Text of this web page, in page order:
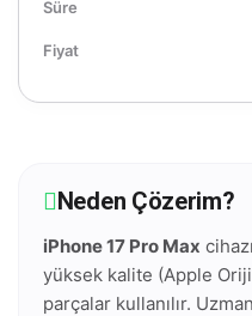
Neden Çözerim?
iPhone 17 Pro Max
yüksek kalite (Apple
parçalar kullanılır.